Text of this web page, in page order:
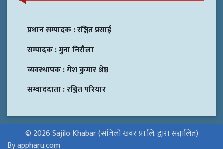
प्रधान सम्पादक :रञ्जित प्रसाई
सम्पादक :मुना निरौला
व्यवस्थापक :गेश कुमार श्रेष्ठ
सम्वाददाता :रञ्जित परियार
© 2026 Sajilo Khabar (सजिलो खवर प्रा.लि. द्वारा सञ्चालित)
By appharu.com